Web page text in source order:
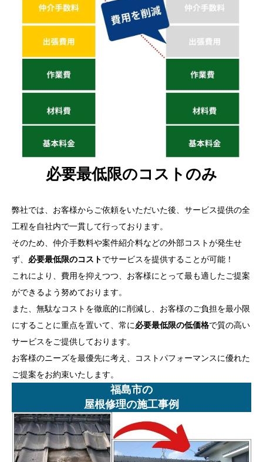
必要最低限のコストのみ
弊社では、お客様からご依頼をいただいた後、サービス提供の全
工程を自社内で一貫して行っております。
そのため、仲介手数料や案件紹介料などの外部コストが発生せ
ず、 必要最低限のコストでサービスを提供することが可能！
これにより、費用を抑えつつ、お客様にとって最も適したご提案
ができるよう努めております。
また、無駄なコストを徹底的に削減し、お客様のご負担を最小限
にすることに重点を置いて、常に必要最低限の低価格で質の高い
サービスをご提供しております。
お客様のニーズを最優先に考え、コストパフォーマンスに優れた
ご提案をお約束いたします。
福島市の
屋根修理の施工事例